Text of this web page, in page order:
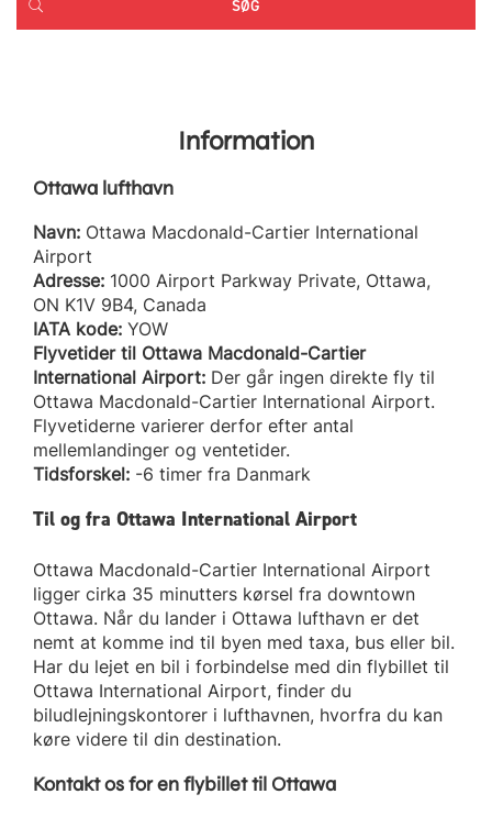
Information
Ottawa lufthavn
Navn: Ottawa Macdonald-Cartier International
Airport
Adresse: 1000 Airport Parkway Private, Ottawa,
ON K1V 9B4, Canada
IATA kode: YOW
Flyvetider til Ottawa Macdonald-Cartier
International Airport: Der går ingen direkte fly til
Ottawa Macdonald-Cartier International Airport.
Flyvetiderne varierer derfor efter antal
mellemlandinger og ventetider.
Tidsforskel: -6 timer fra Danmark
Til og fra Ottawa International Airport
Ottawa Macdonald-Cartier International Airport
ligger cirka 35 minutters kørsel fra downtown
Ottawa. Når du lander i Ottawa lufthavn er det
nemt at komme ind til byen med taxa, bus eller bil.
Har du lejet en bil i forbindelse med din flybillet til
Ottawa International Airport, finder du
biludlejningskontorer i lufthavnen, hvorfra du kan
køre videre til din destination.
Kontakt os for en flybillet til Ottawa